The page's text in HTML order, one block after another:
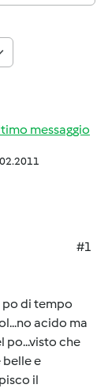
messaggio
#1
po di tempo
acido ma
po...visto che
belle e
il